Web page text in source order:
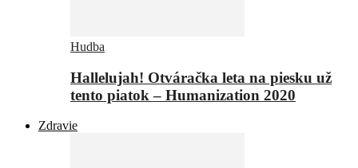
Hudba
Hallelujah! Otváračka leta na piesku už
tento piatok – Humanization 2020
Zdravie